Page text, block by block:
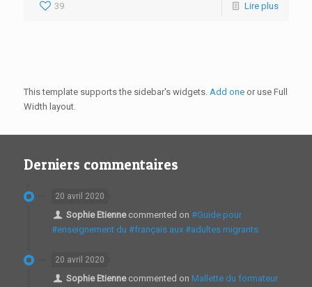
39 Lire plus
This template supports the sidebar's widgets. Add oneor use Full
Width layout.
Derniers commentaires
20 avril 2020
Sophie Etiennecommented on #Guide pour
#enseignement du #français aux #adultes migrants
20 avril 2020
Sophie Etiennecommented on Mallette du formateur